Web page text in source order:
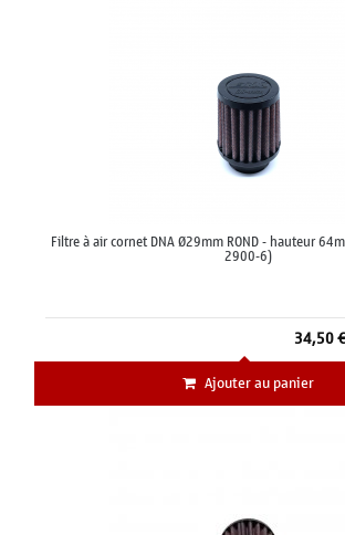
Filtre à air cornet DNA Ø29mm ROND - hauteur
2900-6)
34,50 €
Ajouter au panier